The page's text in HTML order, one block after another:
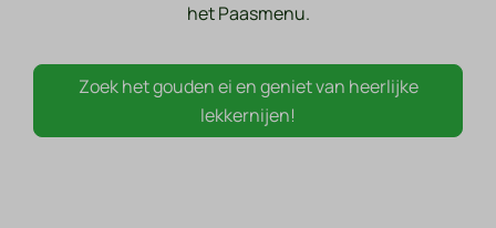
hetPaasmenu.
Zoek het gouden ei en geniet van heerlijke
lekkernijen!